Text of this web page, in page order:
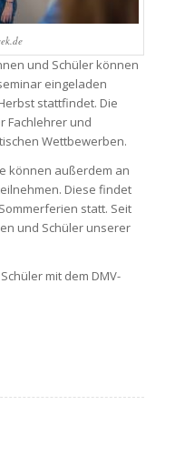
und Schüler können
eingeladen
stattfindet. Die
Fachlehrer und
Wettbewerben.
können außerdem an
Diese findet
statt. Seit
und Schüler unserer
mit dem DMV-